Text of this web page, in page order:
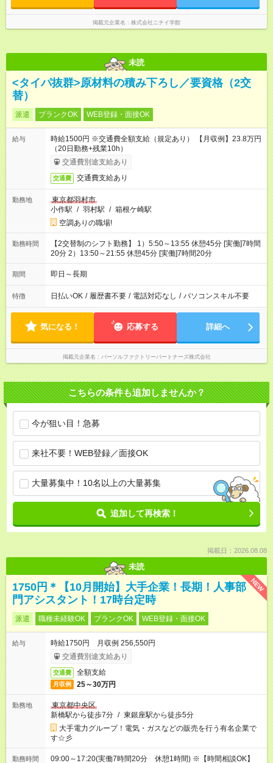
掲載元企業名 株式会社ニチイ学館
未読
<タイパ抜群>原材料の積み下ろし／要資格（2交
替）
派遣 ブランクOK WEB登録・面接OK
給与
時給1500円 ※交通費全額支給（規定あり） 【月収例】23.8万円
（20日勤務+残業10h）
交通費別途支給あり
交通費 交通費支給あり
勤務地
東京都羽村市
小作駅 / 羽村駅 / 箱根ケ崎駅
空調ありの職場!
勤務時間
【2交替制のシフト勤務】 1）5:50～13:55 休憩45分 [実働]7時間
20分 2）13:50～21:55 休憩45分 [実働]7時間20分
期間 即日～長期
特徴 日払いOK / 履歴書不要 / 電話対応なし / パソコンスキル不要
気になる！ 応募する 詳細へ
掲載元企業名 パーソルファクトリーパートナーズ株式会社
こちらの条件も追加しませんか？
今が狙い目！急募
来社不要！WEB登録／面接OK
大量募集中！10名以上の大量募集
追加して再検索！
掲載日：2026.08.08
未読
NEW
1750円＊【10月開始】大手企業！長期！人事部
門アシスタント！17時台定時
派遣 職種未経験OK ブランクOK WEB登録・面接OK
給与
時給1750円 月収例 256,550円
交通費別途支給あり
交通費 全額支給
月収例 25～30万円
勤務地
東京都中央区
新橋駅から徒歩7分 / 東銀座駅から徒歩5分
大手電力グループ！電気・ガスなどの販売を行う有名企業で
す☆彡
勤務時間 09:00～17:20(実働7時間20分 休憩1時間) ※【時間相談OK】